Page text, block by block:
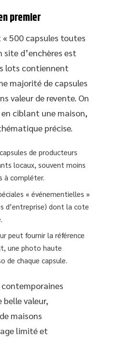
premier
500 capsules toutes
d’enchères est
lots contiennent
majorité de capsules
valeur de revente. On
ciblant une maison,
précise.
de producteurs
locaux, souvent moins
à compléter.
« événementielles »
d’entreprise) dont la cote
peut fournir la référence
une photo haute
de chaque capsule.
belle valeur,
maisons
limité et